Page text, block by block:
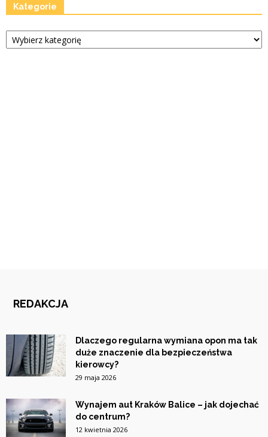
Kategorie
Kategorie
REDAKCJA
Dlaczego regularna wymiana opon ma tak
duże znaczenie dla bezpieczeństwa
kierowcy?
29 maja 2026
Wynajem aut Kraków Balice – jak dojechać
do centrum?
12 kwietnia 2026